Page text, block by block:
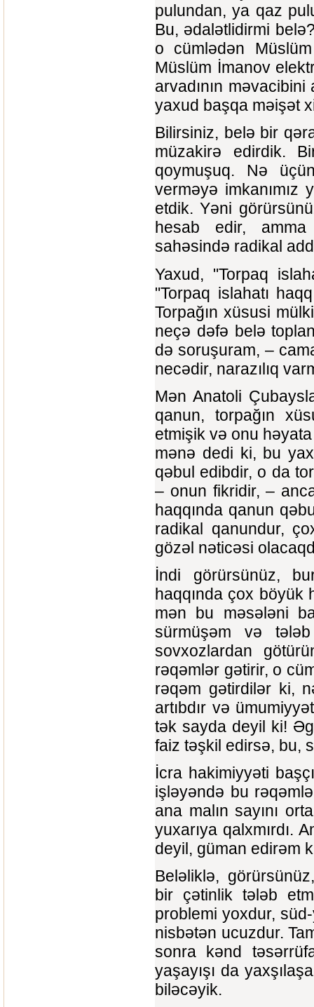
pulundan, ya qaz
Bu, ədalətlidirmi
o cümlədən Müslüm
Müslüm İmanov
arvadının
yaxud başqa məişət
Bilirsiniz, belə bir
müzakirə edirdik.
qoymuşuq. Nə
verməyə
etdik. Yəni
hesab edir, amma
sahəsində radikal
Yaxud, "Torpaq
"Torpaq islahatı
Torpağın xüsusi
neçə dəfə belə
də soruşuram, –
necədir, narazılıq
Mən Anatoli
qanun, torpağın
etmişik və onu
mənə dedi ki, bu
qəbul edibdir, o da
– onun fikridir, –
haqqında qanun
radikal qanundur,
gözəl nəticəsi
İndi görürsünüz,
haqqında çox böyük
mən bu məsələni
sürmüşəm və
sovxozlardan
rəqəmlər gətirir, o
rəqəm gətirdilər ki,
artıbdır və
tək sayda deyil ki!
faiz təşkil edirsə, bu,
İcra hakimiyyəti
işləyəndə bu
ana malın sayını
yuxarıya qalxmırdı.
deyil, güman edirəm
Beləliklə,
bir çətinlik tələb
problemi yoxdur,
nisbətən ucuzdur.
sonra kənd
yaşayışı da
biləcəyik.